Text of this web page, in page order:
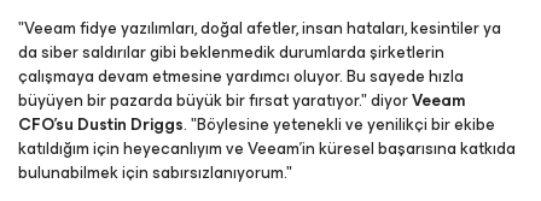
"Veeam fidye yazılımları, doğal afetler, insan hataları, kesintiler ya
da siber saldırılar gibi beklenmedik durumlarda şirketlerin
çalışmaya devam etmesine yardımcı oluyor. Bu sayede hızla
büyüyen bir pazarda büyük bir fırsat yaratıyor." diyorVeeam
CFO'su Dustin Driggs. "Böylesine yetenekli ve yenilikçi bir ekibe
katıldığım için heyecanlıyım ve Veeam'in küresel başarısına katkıda
bulunabilmek için sabırsızlanıyorum."